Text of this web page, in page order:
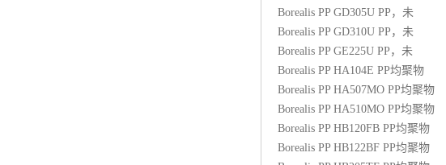
Borealis PP GD305U PP ，未
Borealis PP GD310U PP ，未
Borealis PP GE225U PP ，未
Borealis PP HA104E PP均聚物
Borealis PP HA507MO PP均聚物
Borealis PP HA510MO PP均聚物
Borealis PP HB120FB PP均聚物
Borealis PP HB122BF PP均聚物